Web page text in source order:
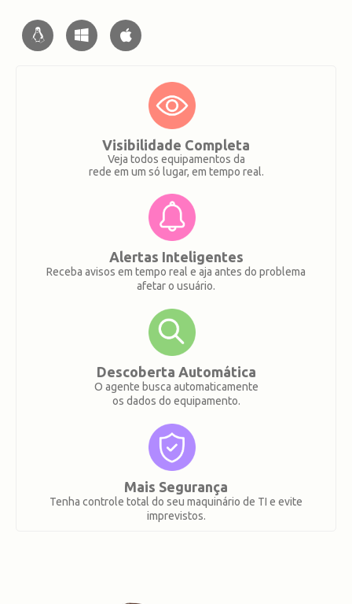
Visibilidade Completa
Veja todos equipamentos da
rede em um só lugar, em tempo real.
Alertas Inteligentes
Receba avisos em tempo real e aja antes do problema
afetar o usuário.
Descoberta Automática
O agente busca automaticamente
os dados do equipamento.
Mais Segurança
Tenha controle total do seu maquinário de TI e evite
imprevistos.